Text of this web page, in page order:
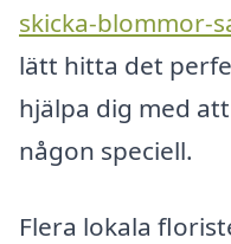
skicka-blommor-
lätt hitta det
hjälpa dig med
någon speciell.
Flera lokala